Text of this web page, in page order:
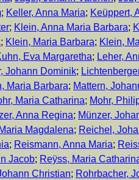
; Keller, Anna Maria; Keüppert,
; Klein, Anna Maria Barbara;
; Klein, Maria Barbara; Klein,
Eva Margaretha; Leher,
Johann Dominik;
Maria Barbara; Mattern,
Maria Catharina; Mohr,
Anna Regina; Münzer,
Magdalena; Reichel,
; Reismann, Anna Maria;
Jacob; Reÿss, Maria
Christian; Rohrbacher,